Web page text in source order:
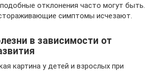
отклонения часто могут быть.
симптомы исчезают.
в зависимости от
картина у детей и взрослых при